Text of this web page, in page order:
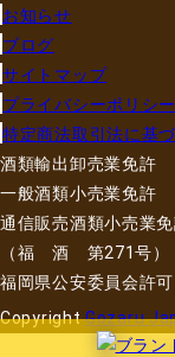
お知らせ
ブログ
サイトマップ
プライバシーポリシー
特定商法取引法に基
酒類輸出卸売業免許
一般酒類小売業免許
通信販売酒類小売業
（福 酒 第271号）
福岡県公安委員会許
CopyrightGozaru